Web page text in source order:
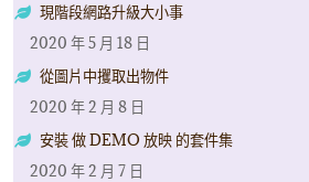
現階段網路升級大小事
2020 年 5 月 18 日
從圖片中攫取出物件
2020 年 2 月 8 日
安裝 做 DEMO 放映 的套件集
2020 年 2 月 7 日